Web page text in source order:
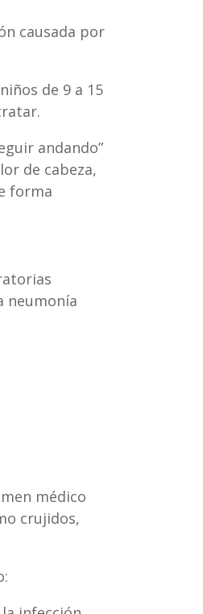
causada por
de 9 a 15
andando”
de cabeza,
forma
neumonía
médico
crujidos,